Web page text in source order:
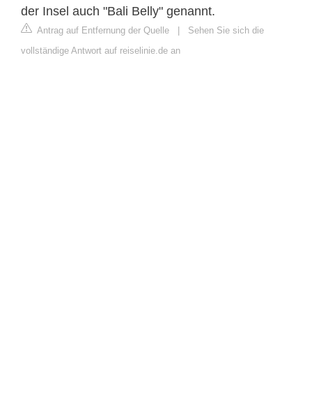
der Insel auch "Bali Belly" genannt.
Antrag auf Entfernung der Quelle | Sehen Sie sich die
vollständige Antwort auf reiselinie.de an